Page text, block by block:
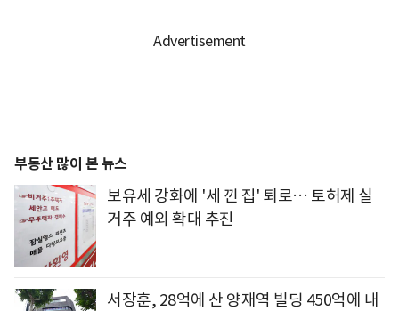
부동산 많이 본 뉴스
보유세 강화에 '세 낀 집' 퇴로… 토허제 실
거주 예외 확대 추진
서장훈, 28억에 산 양재역 빌딩 450억에 내